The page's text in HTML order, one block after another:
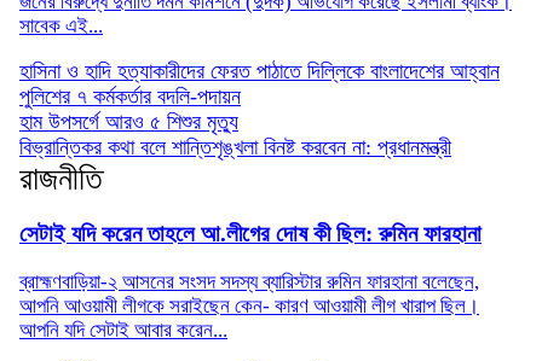
সাবেক এই...
হাসিনা ও হাদি হত্যাকারীদের ফেরত পাঠাতে দিল্লিকে বাংলাদেশের আহ্বান
পুলিশের ৭ কর্মকর্তার বদলি-পদায়ন
হাম উপসর্গে আরও ৫ শিশুর মৃত্যু
বিভ্রান্তিকর কথা বলে শান্তিশৃঙ্খলা বিনষ্ট করবেন না: প্রধানমন্ত্রী
রাজনীতি
সেটাই যদি করেন তাহলে আ.লীগের দোষ কী ছিল: রুমিন ফারহানা
ব্রাহ্মণবাড়িয়া-২ আসনের সংসদ সদস্য ব্যারিস্টার রুমিন ফারহানা বলেছেন,
আপনি আওয়ামী লীগকে সরাইছেন কেন- কারণ আওয়ামী লীগ খারাপ ছিল।
আপনি যদি সেটাই আবার করেন...